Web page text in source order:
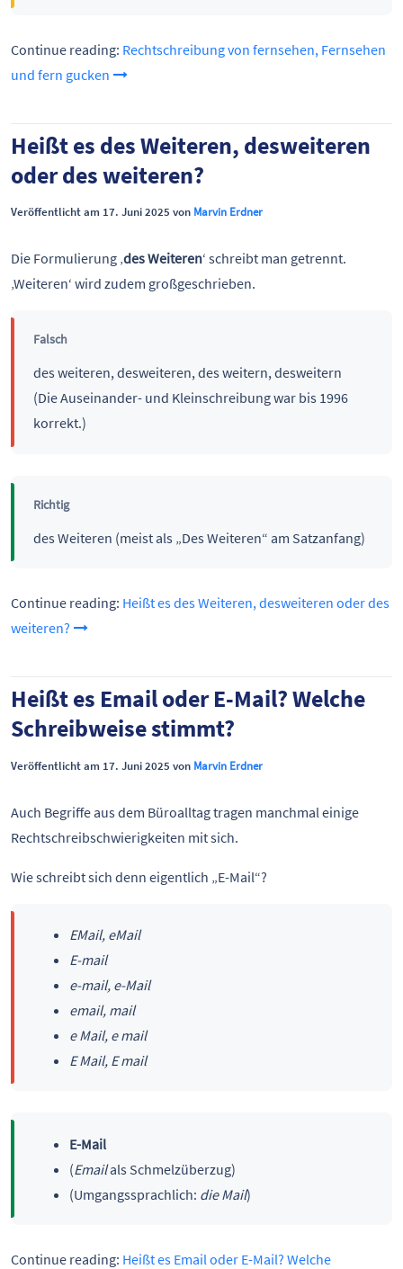
Continue reading: Rechtschreibung von fernsehen, Fernsehen
und fern gucken
Heißt es des Weiteren, desweiteren
oder des weiteren?
Veröffentlicht am 17. Juni 2025 von Marvin Erdner
Die Formulierung ‚des Weiteren‘ schreibt man getrennt.
‚Weiteren‘ wird zudem großgeschrieben.
Falsch
des weiteren, desweiteren, des weitern, desweitern
(Die Auseinander- und Kleinschreibung war bis 1996
korrekt.)
Richtig
des Weiteren (meist als „Des Weiteren“ am Satzanfang)
Continue reading: Heißt es des Weiteren, desweiteren oder des
weiteren?
Heißt es Email oder E-Mail? Welche
Schreibweise stimmt?
Veröffentlicht am 17. Juni 2025 von Marvin Erdner
Auch Begriffe aus dem Büroalltag tragen manchmal einige
Rechtschreibschwierigkeiten mit sich.
Wie schreibt sich denn eigentlich „E-Mail“?
EMail, eMail
E-mail
e-mail, e-Mail
email, mail
e Mail, e mail
E Mail, E mail
E-Mail
(Emailals Schmelzüberzug)
(Umgangssprachlich: die Mail)
Continue reading: Heißt es Email oder E-Mail? Welche